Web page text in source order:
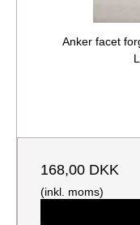
Anker facet
168,00 DKK
(inkl. moms)